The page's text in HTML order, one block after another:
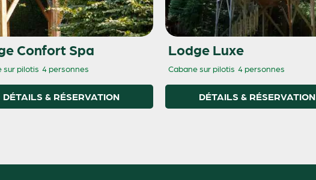
Confort Spa
sur pilotis 4 personnes
DÉTAILS & RÉSERVATION
Lodge Luxe
Cabane sur pilotis 4 personnes
DÉTAILS & RÉSERVATION